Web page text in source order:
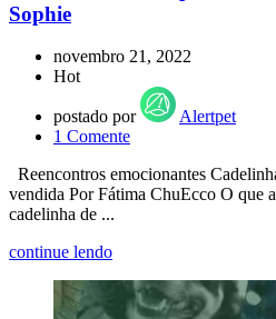
Sophie
novembro 21, 2022
Hot
postado por
Alertpet
1 Comente
Reencontros emocionantes
vendida Por Fátima ChuEcco O que
cadelinha de ...
continue lendo